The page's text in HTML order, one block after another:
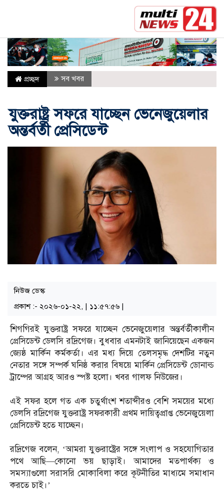
মক্কা প্রতিরক্ষা চুক্তি: মধ্যপ্রাচ্যে কি মার্কিন
প্রচ্ছদ সব খবর
যুক্তরাষ্ট্র সফরে যাচ্ছেন ভেনেজুয়েলার
অন্তর্বর্তী প্রেসিডেন্ট
নিউজ ডেস্ক
প্রকাশ :- ২০২৬-০১-২২, | ১১:৫৭:৫৬ |
শিগগিরই যুক্তরাষ্ট্র সফরে যাচ্ছেন ভেনেজুয়েলার অন্তর্বর্তীকালীন
প্রেসিডেন্ট ডেলসি রদ্রিগেজ। বুধবার এমনটাই জানিয়েছেন একজন
জ্যেষ্ঠ মার্কিন কর্মকর্তা। এর মধ্য দিয়ে তেলসমৃদ্ধ দেশটির নতুন
নেতার সঙ্গে সম্পর্ক ঘনিষ্ঠ করার বিষয়ে মার্কিন প্রেসিডেন্ট ডোনাল্ড
ট্রাম্পের আগ্রহ আরও স্পষ্ট হলো। খবর গালফ নিউজের।
এই সফর হলে গত এক চতুর্থাংশ শতাব্দীরও বেশি সময়ের মধ্যে
ডেলসি রদ্রিগেজ যুক্তরাষ্ট্র সফরকারী প্রথম দায়িত্বপ্রাপ্ত ভেনেজুয়েলা
প্রেসিডেন্ট হতে যাচ্ছেন।
রদ্রিগেজ বলেন, ‘আমরা যুক্তরাষ্ট্রের সঙ্গে সংলাপ ও সহযোগিতার
পথে আছি—কোনো ভয় ছাড়াই। আমাদের মতপার্থক্য ও
সমস্যাগুলো সরাসরি মোকাবিলা করে কূটনীতির মাধ্যমে সমাধান
করতে চাই।’